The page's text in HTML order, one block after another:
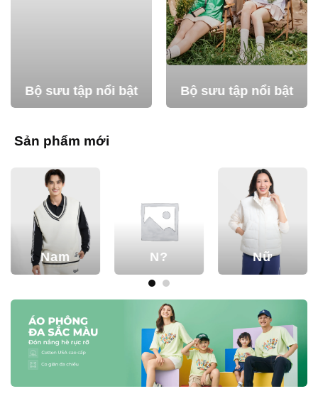
Bộ sưu tập nổi bật Bộ sưu tập nổi bật
Sản phẩm mới
Nữ
Sản
phẩm
khác
Trẻ em